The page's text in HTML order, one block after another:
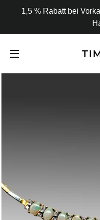
1,5 % Rabatt bei